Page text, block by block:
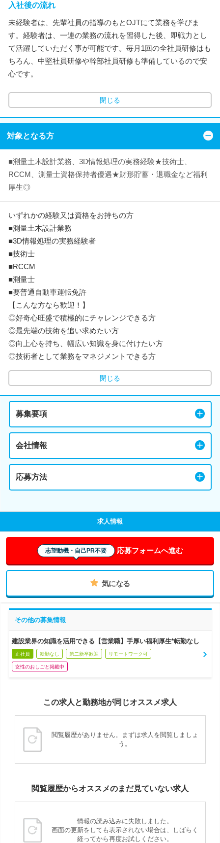
入社後の流れ
未経験者は、先輩社員の指導のもとOJTにて業務を学びま
す。経験者は、一連の業務の流れを習得した後、即戦力とし
て活躍していただく事が可能です。毎月1回の全社員研修はも
ちろん、中堅社員研修や幹部社員研修も準備しているので安
心です。
閉じる
対象となる方
■測量土木設計業務、3D情報処理の実務経験★技術士、
RCCM、測量士資格保持者優遇★財形貯蓄・退職金など福利
厚生◎
いずれかの経験又は資格をお持ちの方
■測量土木設計業務
■3D情報処理の実務経験者
■技術士
■RCCM
■測量士
■要普通自動車運転免許
【こんな方なら歓迎！】
◎好奇心旺盛で積極的にチャレンジできる方
◎最先端の技術を追い求めたい方
◎向上心を持ち、幅広い知識を身に付けたい方
◎技術者として業務をマネジメントできる方
閉じる
募集要項
会社情報
応募方法
求人情報
志望動機・自己PR不要 応募フォームへ進む
気になる
その他の募集情報
建設業界の知識を活用できる【営業職】手厚い福利厚生*転勤なし
正社員 転勤なし 第二新卒歓迎 リモートワーク可
女性のおしごと掲載中
この求人と勤務地が同じオススメ求人
閲覧履歴がありません。まずは求人を閲覧しましょ
う。
閲覧履歴からオススメのまだ見ていない求人
情報の読み込みに失敗しました。
画面の更新をしても表示されない場合は、しばらく
経ってから再度お試しください。